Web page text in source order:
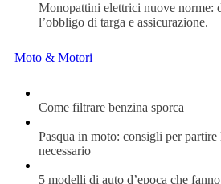
Monopattini elettrici nuove norme:
l’obbligo di targa e assicurazione.
Moto & Motori
Come filtrare benzina sporca
Pasqua in moto: consigli per
necessario
5 modelli di auto d’epoca che